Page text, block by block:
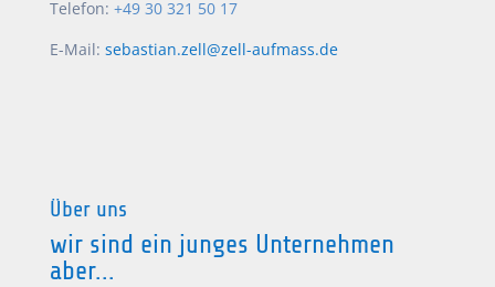
Telefon: +49 30 321 50 17
E-Mail: sebastian.zell@zell-aufmass.de
Über uns
wir sind ein junges Unternehmen
aber...